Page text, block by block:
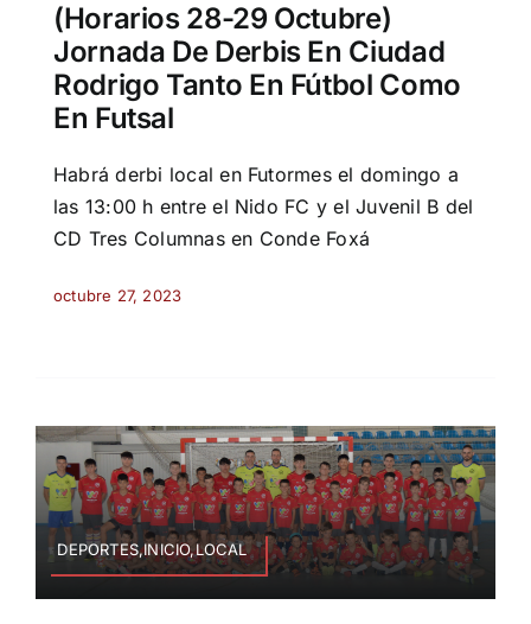
(Horarios 28-29 Octubre)
Jornada De Derbis En Ciudad
Rodrigo Tanto En Fútbol Como
En Futsal
Habrá derbi local en Futormes el domingo a
las 13:00 h entre el Nido FC y el Juvenil B del
CD Tres Columnas en Conde Foxá
octubre 27, 2023
DEPORTES,INICIO,LOCAL